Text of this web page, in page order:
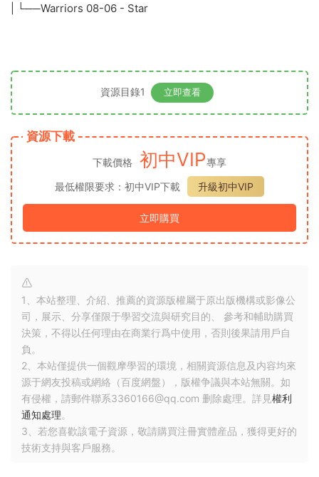
| └──Warriors 08-06 - Star
資源目錄1 立即查看
資源下載
下載價格 初中VIP專享
最低權限要求：初中VIP下載
升級初中VIP
立即購買
1、本站整理、介紹、推薦的資源版權屬于原出版機構或影像公
司，展示、分享僅限于學習交流與研究目的、 參考和輔助購買
決策，不得以任何理由在商業行爲中使用，否則後果請用戶自
負。
2、本站僅提供一個觀摩學習的環境，相關資源信息及内容均來
源于網友投稿或網絡（百度網盤），版權争議與本站無關。如
有侵權，請郵件聯系3360166@qq.com 删除處理。詳見權利
通知處理。
3、若您喜歡該電子資源，敬請購買注冊實體産品，獲得更好的
技術支持與客戶服務。